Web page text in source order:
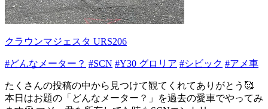
クラウンマジェスタ URS206
#どんなメーター？ #SCN #Y30 グロリア #シビック #アメ車
たくさんの投稿の中から見つけて観てくれてありがとう🥰
本日はお題の「どんなメーター？」を過去の愛車でやってみ